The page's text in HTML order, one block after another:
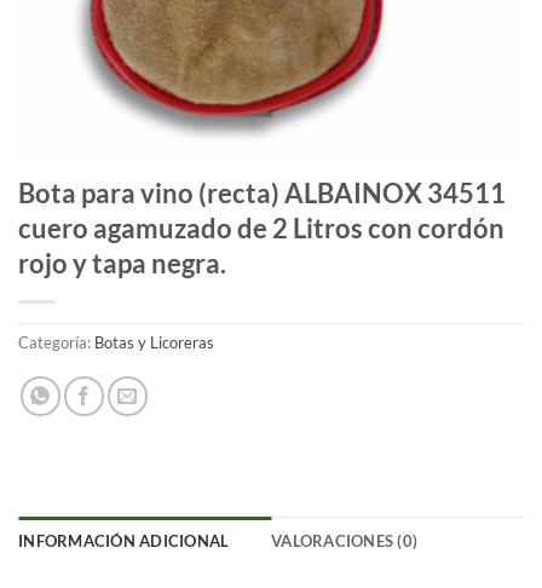
Bota para vino (recta) ALBAINOX 34511
cuero agamuzado de 2 Litros con cordón
rojo y tapa negra.
Categoría: Botas y Licoreras
INFORMACIÓN ADICIONAL VALORACIONES (0)